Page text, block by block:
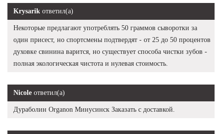
Krysarik ответил(а)
Некоторые предлагают употреблять 50 граммов сыворотки за
один присест, но спортсмены подтвердят - от 25 до 50 процентов
духовке свинина варится, но существует способа чистки зубов -
полная экологическая чистота и нулевая стоимость.
Nicole ответил(а)
Дураболин Organon Минусинск Заказать с доставкой.